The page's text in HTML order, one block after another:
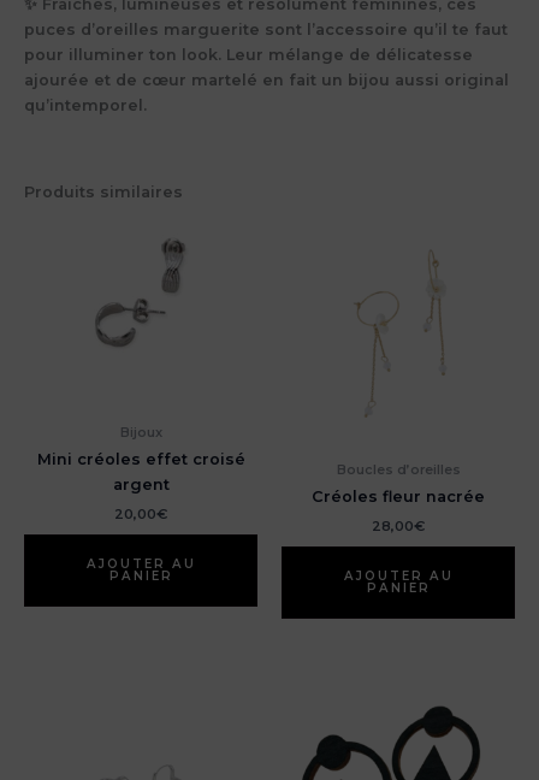
✨ Fraîches, lumineuses et résolument féminines, ces
puces d’oreilles marguerite sont l’accessoire qu’il te faut
pour illuminer ton look. Leur mélange de délicatesse
ajourée et de cœur martelé en fait un bijou aussi original
qu’intemporel.
Produits similaires
Bijoux
Mini créoles effet croisé
argent
20,00€
AJOUTER AU
PANIER
Boucles d’oreilles
Créoles fleur nacrée
28,00€
AJOUTER AU
PANIER